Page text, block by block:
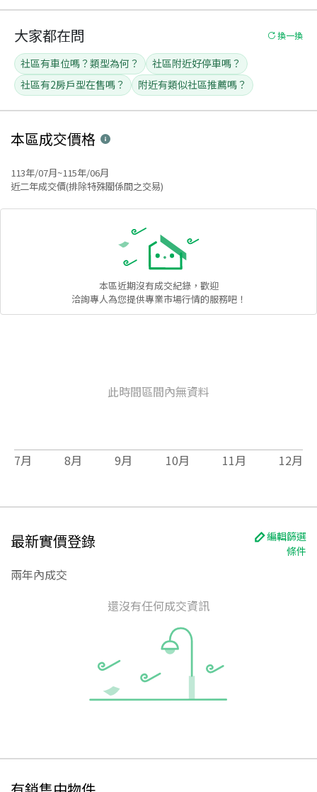
大家都在問 換一換
社區有車位嗎？類型為何？
社區附近好停車嗎？
社區有2房戶型在售嗎？
附近有類似社區推薦嗎？
本區成交價格
113年/07月~115年/06月
近二年成交價(排除特殊關係間之交易)
本區近期沒有成交紀錄，歡迎
洽詢專人為您提供專業市場行情的服務吧！
此時間區間內無資料
7月 8月 9月 10月 11月 12月
最新實價登錄
編輯篩選
條件
兩年內成交
還沒有任何成交資訊